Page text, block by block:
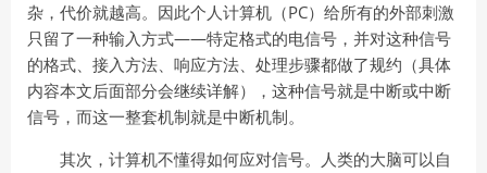
杂，代价就越高。因此个人计算机（PC）给所有的外部刺激
只留了一种输入方式——特定格式的电信号，并对这种信号
的格式、接入方法、响应方法、处理步骤都做了规约（具体
内容本文后面部分会继续详解），这种信号就是中断或中断
信号，而这一整套机制就是中断机制。
其次，计算机不懂得如何应对信号。人类的大脑可以自